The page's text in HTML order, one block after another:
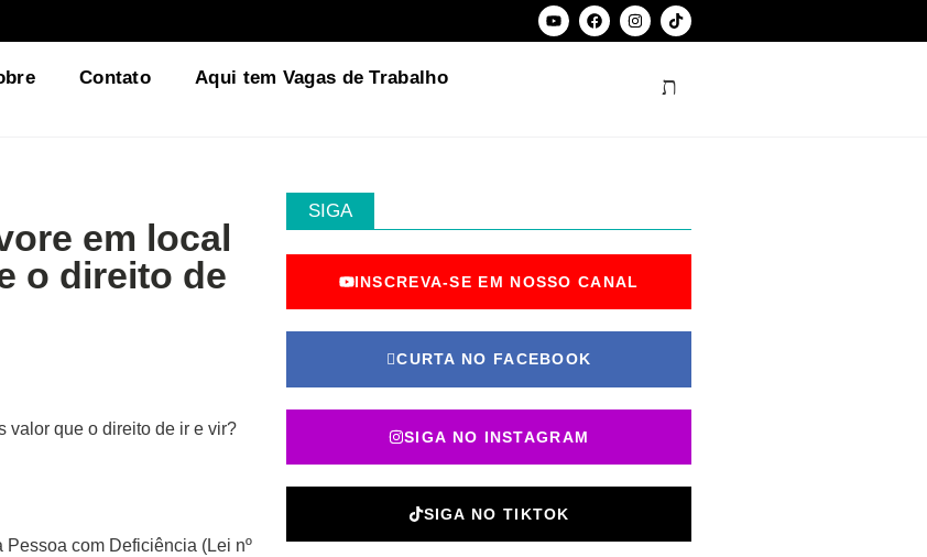
Contato Aqui tem Vagas de Trabalho
em local
o direito de
com Deficiência (Lei nº
SIGA
INSCREVA-SE EM NOSSO CANAL
CURTA NO FACEBOOK
SIGA NO INSTAGRAM
SIGA NO TIKTOK